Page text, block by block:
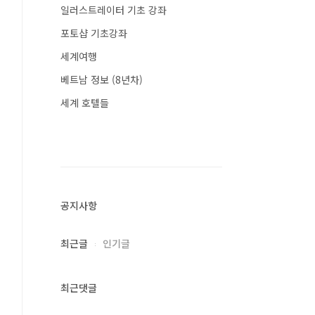
일러스트레이터 기초 강좌
포토샵 기초강좌
세계여행
베트남 정보 (8년차)
세계 호텔들
공지사항
최근글 인기글
최근댓글